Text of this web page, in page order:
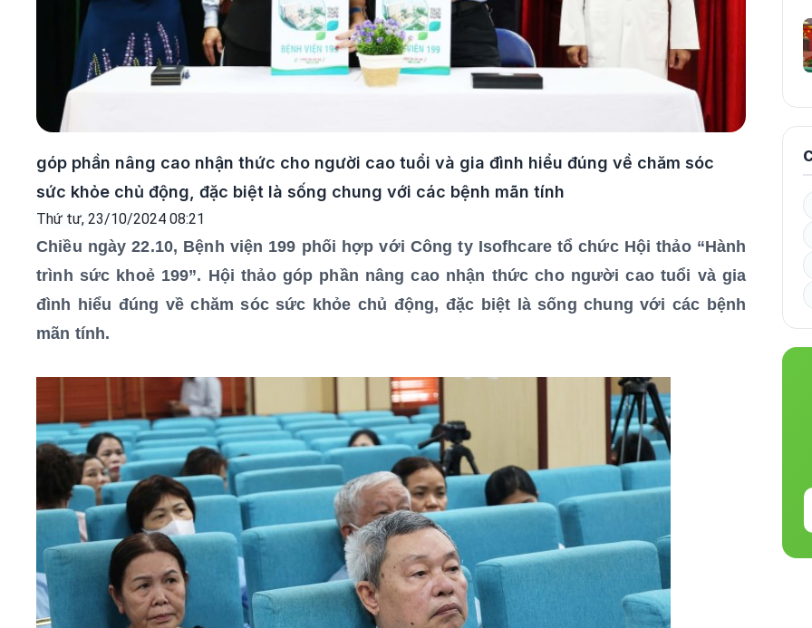
góp phần nâng cao nhận thức cho người cao tuổi và gia đình hiểu đúng về chăm sóc
sức khỏe chủ động, đặc biệt là sống chung với các bệnh mãn tính
Thứ tư, 23/10/2024 08:21
Chiều ngày 22.10, Bệnh viện 199 phối hợp với Công ty Isofhcare tổ chức Hội thảo “Hành
trình sức khoẻ 199”. Hội thảo góp phần nâng cao nhận thức cho người cao tuổi và gia
đình hiểu đúng về chăm sóc sức khỏe chủ động, đặc biệt là sống chung với các bệnh
mãn tính.